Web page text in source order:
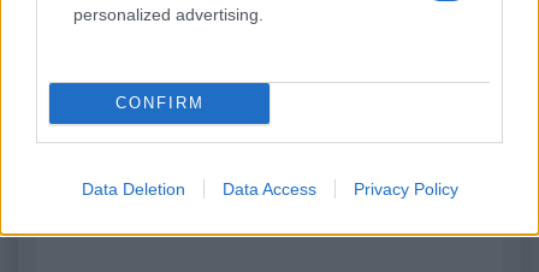
personalized advertising.
CONFIRM
Data Deletion Data Access Privacy Policy
Σχολίασε εδώ